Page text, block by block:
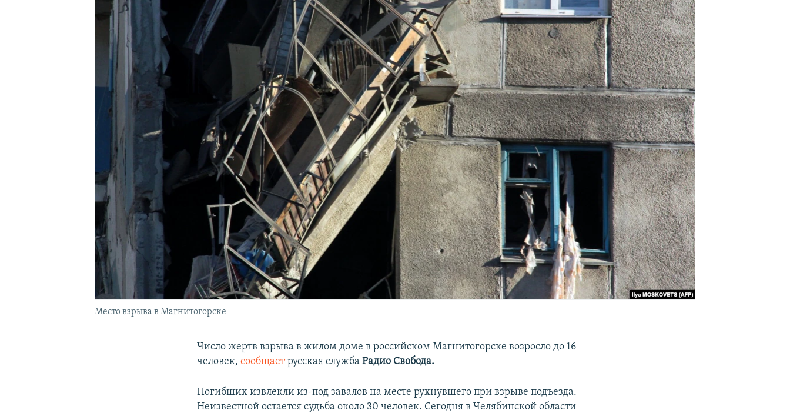
УКРАИНСКАЯ ПРОБЛЕМА КРЫМА
Место взрыва в Магнитогорске
Число жертв взрыва в жилом доме в российском Магнитогорске возросло до 16
человек,сообщаетрусская службаРадио Свобода.
Погибших извлекли из-под завалов на месте рухнувшего при взрыве подъезда.
Неизвестной остается судьба около 30 человек. Сегодня в Челябинской области